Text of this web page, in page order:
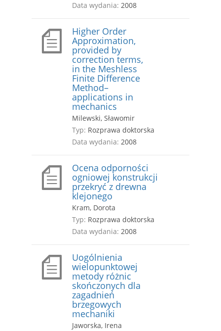
Data wydania: 2008
Higher Order
Approximation,
provided by
correction terms,
in the Meshless
Finite Difference
Method–
applications in
mechanics
Milewski, Sławomir
Typ: Rozprawa doktorska
Data wydania: 2008
Ocena odporności
ogniowej konstrukcji
przekryć z drewna
klejonego
Kram, Dorota
Typ: Rozprawa doktorska
Data wydania: 2008
Uogólnienia
wielopunktowej
metody różnic
skończonych dla
zagadnień
brzegowych
mechaniki
Jaworska, Irena